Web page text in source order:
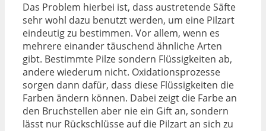
Das Problem hierbei ist, dass austretende Säfte
sehr wohl dazu benutzt werden, um eine Pilzart
eindeutig zu bestimmen. Vor allem, wenn es
mehrere einander täuschend ähnliche Arten
gibt. Bestimmte Pilze sondern Flüssigkeiten ab,
andere wiederum nicht. Oxidationsprozesse
sorgen dann dafür, dass diese Flüssigkeiten die
Farben ändern können. Dabei zeigt die Farbe an
den Bruchstellen aber nie ein Gift an, sondern
lässt nur Rückschlüsse auf die Pilzart an sich zu